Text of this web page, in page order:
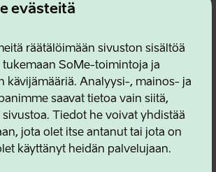
evästeitä
räätälöimään sivuston sisältöä
tukemaan SoMe-toimintoja ja
kävijämääriä. Analyysi-, mainos- ja
saavat tietoa vain siitä,
sivustoa. Tiedot he voivat yhdistää
jota olet itse antanut tai jota on
käyttänyt heidän palvelujaan.